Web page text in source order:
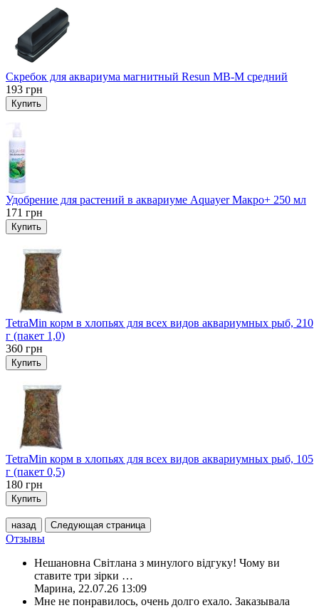
Скребок для аквариума магнитный Resun MB-M средний
193 грн
Купить
Удобрение для растений в аквариуме Aquayer Макро+ 250 мл
171 грн
Купить
TetraMin корм в хлопьях для всех видов аквариумных рыб, 210
г (пакет 1,0)
360 грн
Купить
TetraMin корм в хлопьях для всех видов аквариумных рыб, 105
г (пакет 0,5)
180 грн
Купить
назад Следующая страница
Отзывы
Нешановна Світлана з минулого відгуку! Чому ви
ставите три зірки …
Марина, 22.07.26 13:09
Мне не понравилось, очень долго ехало. Заказывала